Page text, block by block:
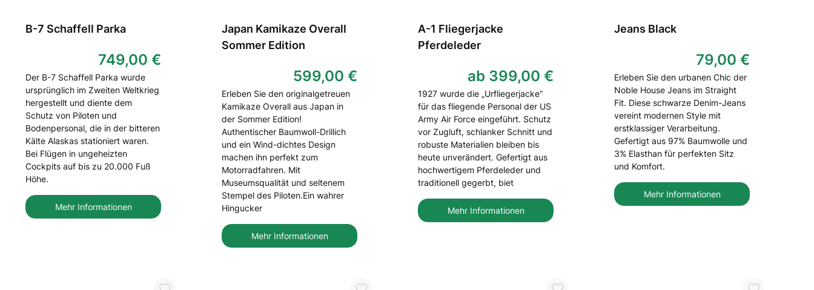
B-7 Schaffell Parka
749,00 €
Der B-7 Schaffell Parka wurde
ursprünglich im Zweiten Weltkrieg
hergestellt und diente dem
Schutz von Piloten und
Bodenpersonal, die in der bitteren
Kälte Alaskas stationiert waren.
Bei Flügen in ungeheizten
Cockpits auf bis zu 20.000 Fuß
Höhe.
Mehr Informationen
Japan Kamikaze Overall
Sommer Edition
599,00 €
Erleben Sie den originalgetreuen
Kamikaze Overall aus Japan in
der Sommer Edition!
Authentischer Baumwoll-Drillich
und ein Wind-dichtes Design
machen ihn perfekt zum
Motorradfahren. Mit
Museumsqualität und seltenem
Stempel des Piloten.Ein wahrer
Hingucker
Mehr Informationen
A-1 Fliegerjacke
Pferdeleder
ab 399,00 €
1927 wurde die „Urfliegerjacke“
für das fliegende Personal der US
Army Air Force eingeführt. Schutz
vor Zugluft, schlanker Schnitt und
robuste Materialien bleiben bis
heute unverändert. Gefertigt aus
hochwertigem Pferdeleder und
traditionell gegerbt, biet
Mehr Informationen
Jeans Black
79,00 €
Erleben Sie den urbanen Chic der
Noble House Jeans im Straight
Fit. Diese schwarze Denim-Jeans
vereint modernen Style mit
erstklassiger Verarbeitung.
Gefertigt aus 97% Baumwolle und
3% Elasthan für perfekten Sitz
und Komfort.
Mehr Informationen